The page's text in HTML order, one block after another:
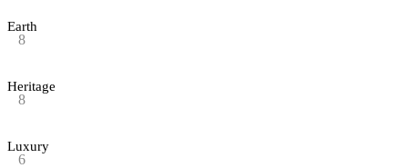
Earth
8
Heritage
8
Luxury
6